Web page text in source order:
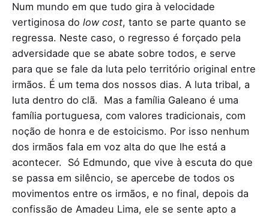
Num mundo em que tudo gira à velocidade
vertiginosa do low cost, tanto se parte quanto se
regressa. Neste caso, o regresso é forçado pela
adversidade que se abate sobre todos, e serve
para que se fale da luta pelo território original entre
irmãos. É um tema dos nossos dias. A luta tribal, a
luta dentro do clã. Mas a família Galeano é uma
família portuguesa, com valores tradicionais, com
noção de honra e de estoicismo. Por isso nenhum
dos irmãos fala em voz alta do que lhe está a
acontecer. Só Edmundo, que vive à escuta do que
se passa em silêncio, se apercebe de todos os
movimentos entre os irmãos, e no final, depois da
confissão de Amadeu Lima, ele se sente apto a